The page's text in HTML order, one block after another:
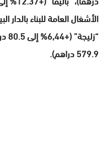
579.9 دراهم).